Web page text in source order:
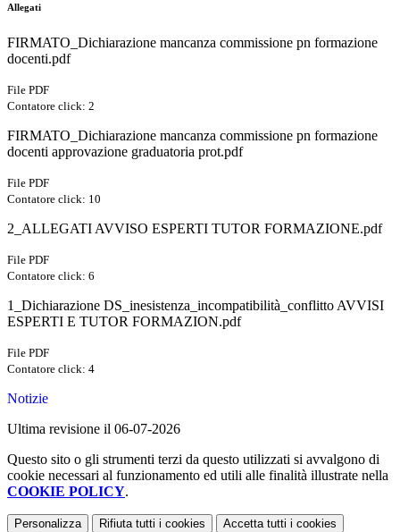
Allegati
FIRMATO_Dichiarazione mancanza commissione pn formazione
docenti.pdf
File PDF
Contatore click: 2
FIRMATO_Dichiarazione mancanza commissione pn formazione
docenti approvazione graduatoria prot.pdf
File PDF
Contatore click: 10
2_ALLEGATI AVVISO ESPERTI TUTOR FORMAZIONE.pdf
File PDF
Contatore click: 6
1_Dichiarazione DS_inesistenza_incompatibilità_conflitto AVVISI
ESPERTI E TUTOR FORMAZION.pdf
File PDF
Contatore click: 4
Notizie
Ultima revisione il 06-07-2026
Questo sito o gli strumenti terzi da questo utilizzati si avvalgono di
cookie necessari al funzionamento ed utili alle finalità illustrate nella
COOKIE POLICY.
Personalizza Rifiuta tutti i cookies Accetta tutti i cookies